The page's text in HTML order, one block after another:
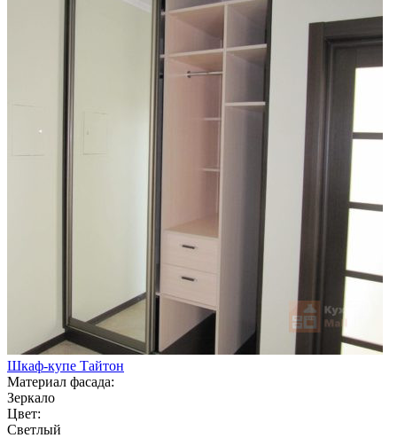
Шкаф-купе Тайтон
Материал фасада:
Зеркало
Цвет:
Светлый